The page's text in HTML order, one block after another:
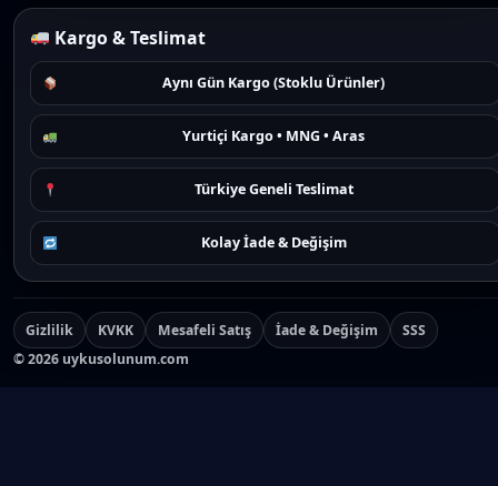
Kargo & Teslimat
Aynı Gün Kargo (Stoklu Ürünler)
Yurtiçi Kargo • MNG • Aras
Türkiye Geneli Teslimat
Kolay İade & Değişim
Gizlilik KVKK Mesafeli Satış İade & Değişim
SSS
©2026 uykusolunum.com